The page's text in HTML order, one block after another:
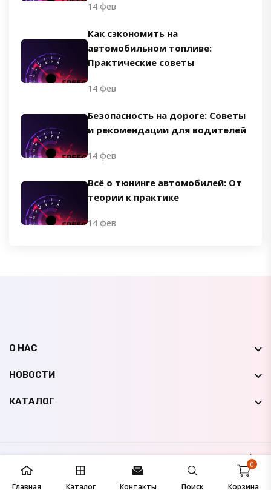
Главная Каталог Контакты Поиск Корзина
0
14 фев
Как сэкономить на
автомобильном топливе:
Практические советы
14 фев
Безопасность на дороге: Советы
и рекомендации для водителей
14 фев
Всё о тюнинге автомобилей: От
теории к практике
14 фев
О НАС
НОВОСТИ
КАТАЛОГ
Все права защищены |
Сайт создан студией
IconicLine